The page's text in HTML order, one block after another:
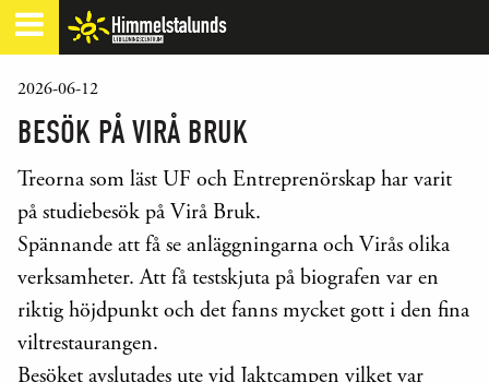
2026-06-12
BESÖK PÅ VIRÅ BRUK
Treorna som läst UF och Entreprenörskap har varit
på studiebesök på Virå Bruk.
Spännande att få se anläggningarna och Virås olika
verksamheter. Att få testskjuta på biografen var en
riktig höjdpunkt och det fanns mycket gott i den fina
viltrestaurangen.
Besöket avslutades ute vid Jaktcampen vilket var